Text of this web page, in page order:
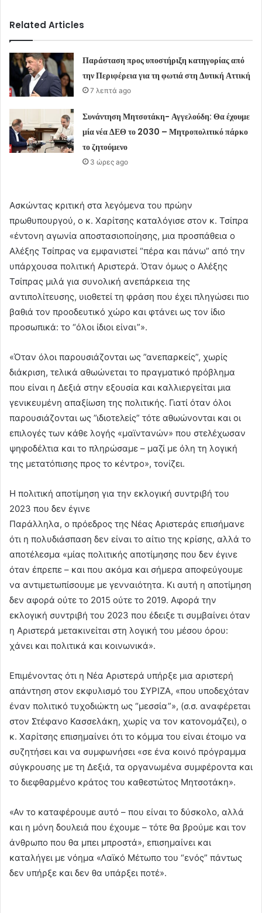
Related Articles
Παράσταση προς υποστήριξη κατηγορίας από
την Περιφέρεια για τη φωτιά στη Δυτική Αττική
7 λεπτά ago
Συνάντηση Μητσοτάκη- Αγγελούδη: Θα έχουμε
μία νέα ΔΕΘ το 2030 – Μητροπολιτικό πάρκο
το ζητούμενο
3 ώρες ago
Ασκώντας κριτική στα λεγόμενα του πρώην
πρωθυπουργού, ο κ. Χαρίτσης καταλόγισε στον κ. Τσίπρα
«έντονη αγωνία αποστασιοποίησης, μια προσπάθεια ο
Αλέξης Τσίπρας να εμφανιστεί “πέρα και πάνω” από την
υπάρχουσα πολιτική Αριστερά. Όταν όμως ο Αλέξης
Τσίπρας μιλά για συνολική ανεπάρκεια της
αντιπολίτευσης, υιοθετεί τη φράση που έχει πληγώσει πιο
βαθιά τον προοδευτικό χώρο και φτάνει ως τον ίδιο
προσωπικά: το “όλοι ίδιοι είναι”».
«Όταν όλοι παρουσιάζονται ως ”ανεπαρκείς”, χωρίς
διάκριση, τελικά αθωώνεται το πραγματικό πρόβλημα
που είναι η Δεξιά στην εξουσία και καλλιεργείται μια
γενικευμένη απαξίωση της πολιτικής. Γιατί όταν όλοι
παρουσιάζονται ως ”ιδιοτελείς” τότε αθωώνονται και οι
επιλογές των κάθε λογής «μαϊντανών» που στελέχωσαν
ψηφοδέλτια και το πληρώσαμε – μαζί με όλη τη λογική
της μετατόπισης προς το κέντρο», τονίζει.
Η πολιτική αποτίμηση για την εκλογική συντριβή του
2023 που δεν έγινε
Παράλληλα, ο πρόεδρος της Νέας Αριστεράς επισήμανε
ότι η πολυδιάσπαση δεν είναι το αίτιο της κρίσης, αλλά το
αποτέλεσμα «μίας πολιτικής αποτίμησης που δεν έγινε
όταν έπρεπε – και που ακόμα και σήμερα αποφεύγουμε
να αντιμετωπίσουμε με γενναιότητα. Κι αυτή η αποτίμηση
δεν αφορά ούτε το 2015 ούτε το 2019. Αφορά την
εκλογική συντριβή του 2023 που έδειξε τι συμβαίνει όταν
η Αριστερά μετακινείται στη λογική του μέσου όρου:
χάνει και πολιτικά και κοινωνικά».
Επιμένοντας ότι η Νέα Αριστερά υπήρξε μια αριστερή
απάντηση στον εκφυλισμό του ΣΥΡΙΖΑ, «που υποδεχόταν
έναν πολιτικό τυχοδιώκτη ως “μεσσία”», (σ.σ. αναφέρεται
στον Στέφανο Κασσελάκη, χωρίς να τον κατονομάζει), ο
κ. Χαρίτσης επισημαίνει ότι το κόμμα του είναι έτοιμο να
συζητήσει και να συμφωνήσει «σε ένα κοινό πρόγραμμα
σύγκρουσης με τη Δεξιά, τα οργανωμένα συμφέροντα και
το διεφθαρμένο κράτος του καθεστώτος Μητσοτάκη».
«Αν το καταφέρουμε αυτό – που είναι το δύσκολο, αλλά
και η μόνη δουλειά που έχουμε – τότε θα βρούμε και τον
άνθρωπο που θα μπει μπροστά», επισημαίνει και
καταλήγει με νόημα «Λαϊκό Μέτωπο του “ενός” πάντως
δεν υπήρξε και δεν θα υπάρξει ποτέ».